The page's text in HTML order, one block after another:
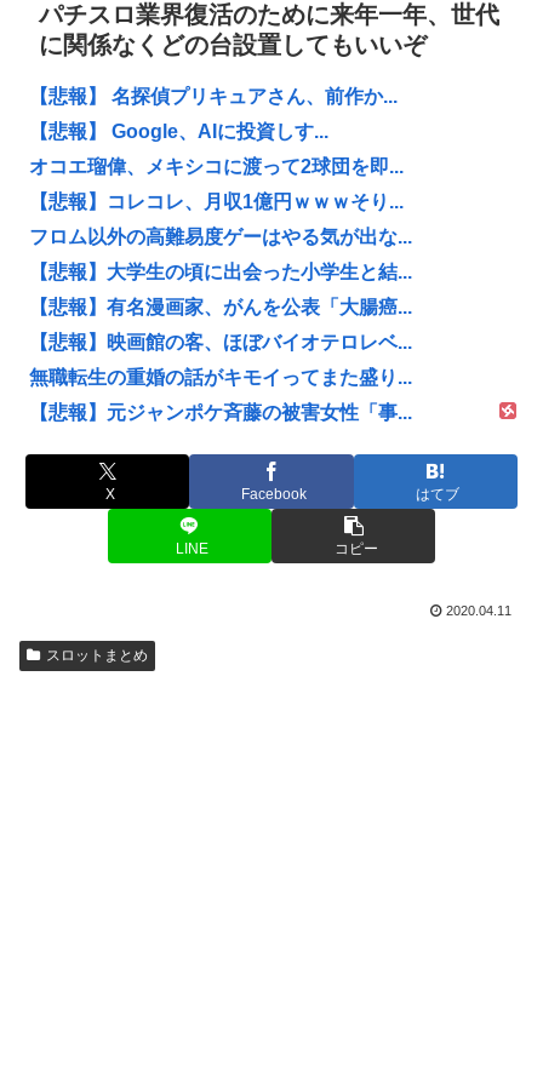
パチスロ業界復活のために来年一年、世代
に関係なくどの台設置してもいいぞ
【悲報】 名探偵プリキュアさん、前作か...
【悲報】 Google、AIに投資しす...
オコエ瑠偉、メキシコに渡って2球団を即...
【悲報】コレコレ、月収1億円ｗｗｗそり...
フロム以外の高難易度ゲーはやる気が出な...
【悲報】大学生の頃に出会った小学生と結...
【悲報】有名漫画家、がんを公表「大腸癌...
【悲報】映画館の客、ほぼバイオテロレベ...
無職転生の重婚の話がキモイってまた盛り...
【悲報】元ジャンポケ斉藤の被害女性「事...
X Facebook はてブ
LINE コピー
2020.04.11
スロットまとめ